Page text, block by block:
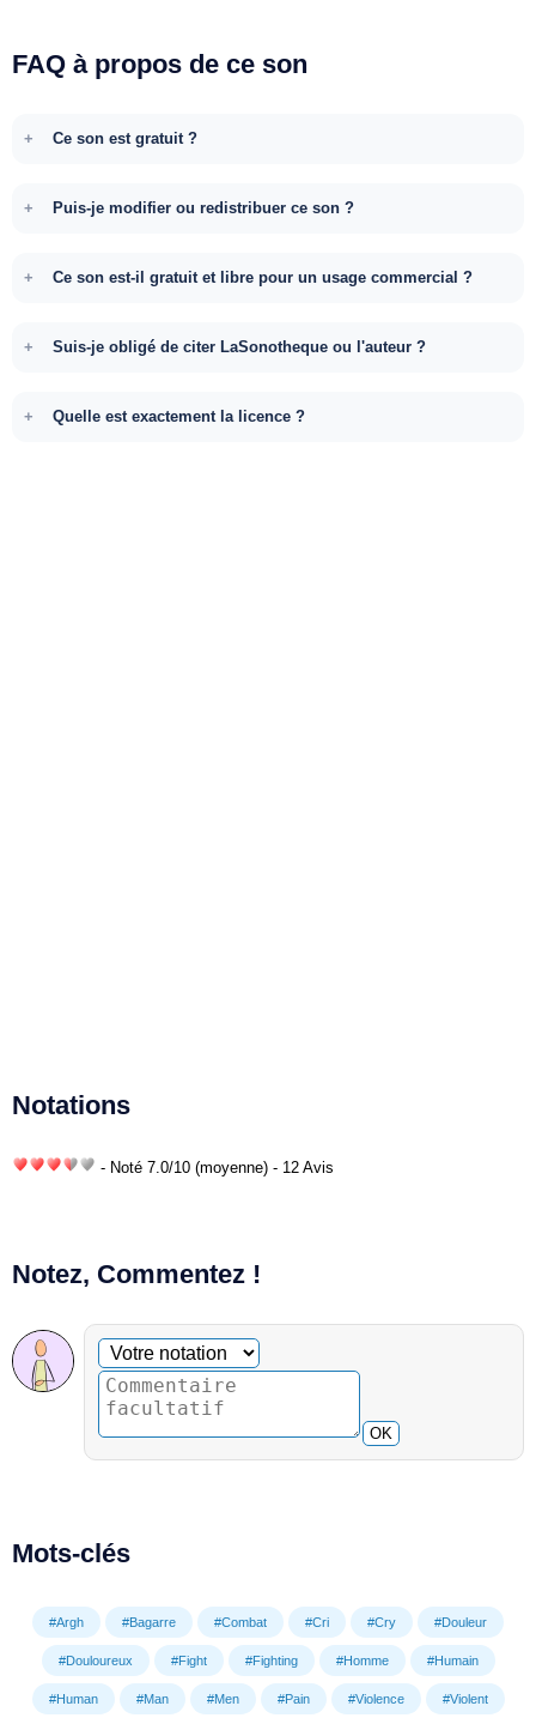
FAQ à propos de ce son
Ce son est gratuit ?
Puis-je modifier ou redistribuer ce son ?
Ce son est-il gratuit et libre pour un usage commercial ?
Suis-je obligé de citer LaSonotheque ou l'auteur ?
Quelle est exactement la licence ?
Notations
- Noté 7.0/10 (moyenne) - 12 Avis
Notez, Commentez !
Commentaire facultatif
Votre notation
OK
Mots-clés
#Argh #Bagarre #Combat #Cri #Cry #Douleur
#Douloureux #Fight #Fighting #Homme #Humain
#Human #Man #Men #Pain #Violence #Violent